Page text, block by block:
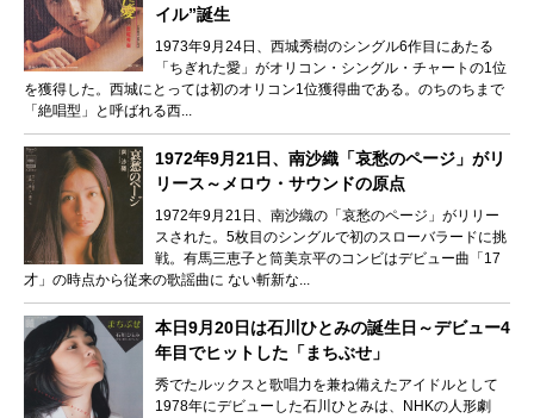
イル”誕生
1973年9月24日、西城秀樹のシングル6作目にあたる
「ちぎれた愛」がオリコン・シングル・チャートの1位
を獲得した。西城にとっては初のオリコン1位獲得曲である。のちのちまで
「絶唱型」と呼ばれる西...
1972年9月21日、南沙織「哀愁のページ」がリ
リース～メロウ・サウンドの原点
1972年9月21日、南沙織の「哀愁のページ」がリリー
スされた。5枚目のシングルで初のスローバラードに挑
戦。有馬三恵子と筒美京平のコンビはデビュー曲「17
才」の時点から従来の歌謡曲に ない斬新な...
本日9月20日は石川ひとみの誕生日～デビュー4
年目でヒットした「まちぶせ」
秀でたルックスと歌唱力を兼ね備えたアイドルとして
1978年にデビューした石川ひとみは、NHKの人形劇